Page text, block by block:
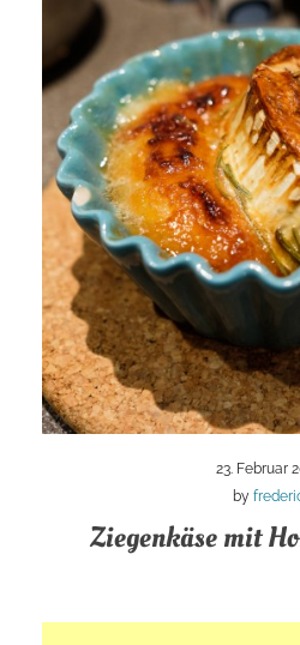
23. Februar
by
Ziegenkäse mit